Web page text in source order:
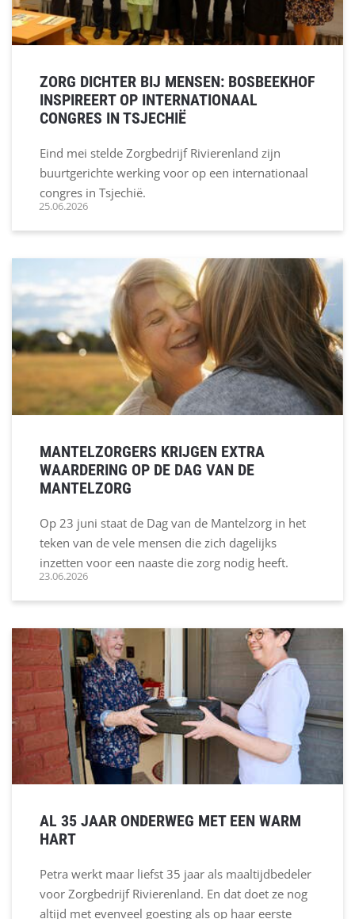
ZORG DICHTER BIJ MENSEN: BOSBEEKHOF
INSPIREERT OP INTERNATIONAAL
CONGRES IN TSJECHIË
Eind mei stelde Zorgbedrijf Rivierenland zijn
buurtgerichte werking voor op een internationaal
congres in Tsjechië.
25.06.2026
MANTELZORGERS KRIJGEN EXTRA
WAARDERING OP DE DAG VAN DE
MANTELZORG
Op 23 juni staat de Dag van de Mantelzorg in het
teken van de vele mensen die zich dagelijks
inzetten voor een naaste die zorg nodig heeft.
23.06.2026
AL 35 JAAR ONDERWEG MET EEN WARM
HART
Petra werkt maar liefst 35 jaar als maaltijdbedeler
voor Zorgbedrijf Rivierenland. En dat doet ze nog
altijd met evenveel goesting als op haar eerste